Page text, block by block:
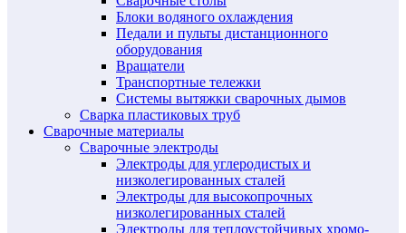
Блоки водяного охлаждения
Педали и пульты дистанционного
оборудования
Вращатели
Транспортные тележки
Системы вытяжки сварочных дымов
Сварка пластиковых труб
Сварочные материалы
Сварочные электроды
Электроды для углеродистых и
низколегированных сталей
Электроды для высокопрочных
низколегированных сталей
Электроды для теплоустойчивых хромо-